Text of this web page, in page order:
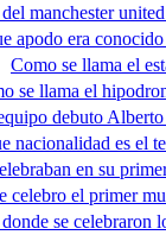
manchester
apodo era
Como se llama el
se llama el
debuto
nacionalidad es el
en su
celebro el primer
se celebraron